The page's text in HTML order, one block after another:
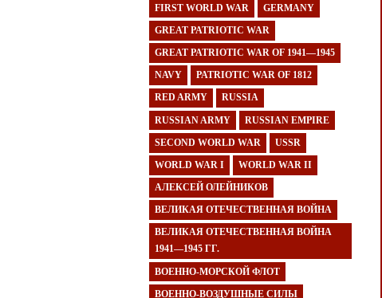
FIRST WORLD WAR GERMANY
GREAT PATRIOTIC WAR
GREAT PATRIOTIC WAR OF 1941—1945
NAVY PATRIOTIC WAR OF 1812
RED ARMY RUSSIA
RUSSIAN ARMY RUSSIAN EMPIRE
SECOND WORLD WAR USSR
WORLD WAR I WORLD WAR II
АЛЕКСЕЙ ОЛЕЙНИКОВ
ВЕЛИКАЯ ОТЕЧЕСТВЕННАЯ ВОЙНА
ВЕЛИКАЯ ОТЕЧЕСТВЕННАЯ ВОЙНА
1941—1945 ГГ.
ВОЕННО-МОРСКОЙ ФЛОТ
ВОЕННО-ВОЗДУШНЫЕ СИЛЫ